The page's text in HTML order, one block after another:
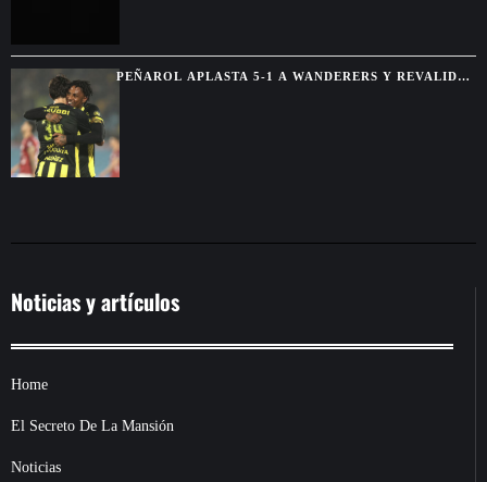
PEÑAROL APLASTA 5-1 A WANDERERS Y REVALIDA
Noticias y artículos
Home
El Secreto De La Mansión
Noticias